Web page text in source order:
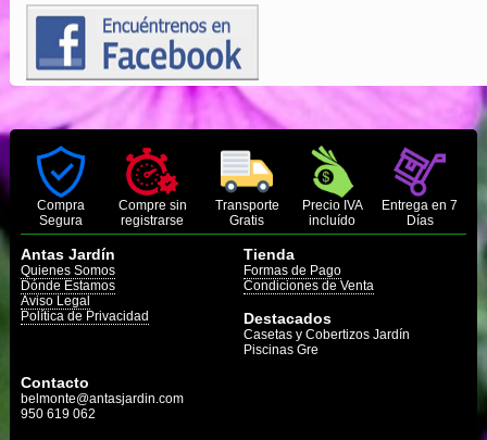
Compra
Segura
Compre sin
registrarse
Transporte
Gratis
Precio IVA
incluído
Entrega en 7
Días
Antas Jardín
Quienes Somos
Dónde Estamos
Aviso Legal
Política de Privacidad
Tienda
Formas de Pago
Condiciones de Venta
Destacados
Casetas y Cobertizos Jardín
Piscinas Gre
Contacto
belmonte@antasjardin.com
950 619 062